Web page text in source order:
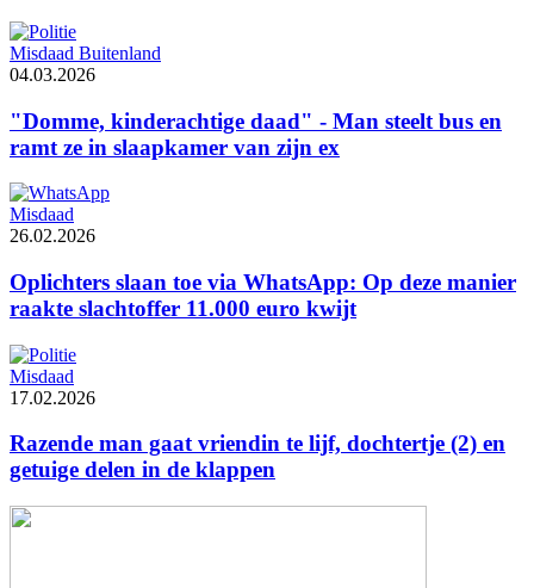
Misdaad Buitenland
04.03.2026
"Domme, kinderachtige daad" - Man steelt bus en
ramt ze in slaapkamer van zijn ex
Misdaad
26.02.2026
Oplichters slaan toe via WhatsApp: Op deze manier
raakte slachtoffer 11.000 euro kwijt
Misdaad
17.02.2026
Razende man gaat vriendin te lijf, dochtertje (2) en
getuige delen in de klappen